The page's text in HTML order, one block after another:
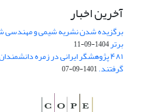
آخرین اخبار
برگزیده شدن نشریه شیمی و مهندسی
برتر1404-09-11
۴۸۱ پژوهشگر ایرانی در زمره
گرفتند.1401-09-07